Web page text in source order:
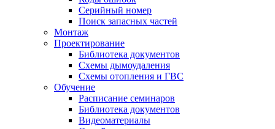
Серийный номер
Поиск запасных частей
Монтаж
Проектирование
Библиотека документов
Схемы дымоудаления
Схемы отопления и ГВС
Обучение
Расписание семинаров
Библиотека документов
Видеоматериалы